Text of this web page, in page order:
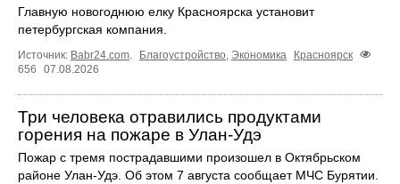
Главную новогоднюю елку Красноярска установит
петербургская компания.
Источник: Babr24.com. Благоустройство, Экономика
Красноярск
656
07.08.2026
Три человека отравились продуктами
горения на пожаре в Улан-Удэ
Пожар с тремя пострадавшими произошел в Октябрьском
районе Улан-Удэ. Об этом 7 августа сообщает МЧС Бурятии.